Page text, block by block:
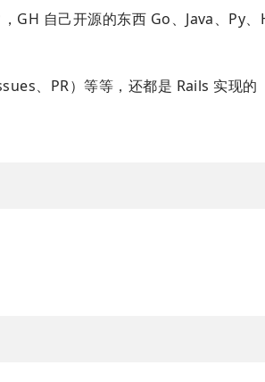
GH 自己开源的东西 Go、Java、Py
、PR）等等，还都是 Rails 实现的